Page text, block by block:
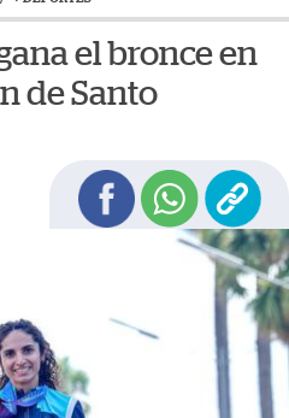
el bronce en
de Santo